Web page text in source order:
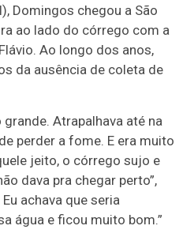
Domingos chegou a São
ao lado do córrego com a
Ao longo dos anos,
da ausência de coleta de
Atrapalhava até na
perder a fome. E era muito
jeito, o córrego sujo e
dava pra chegar perto”,
achava que seria
água e ficou muito bom.”